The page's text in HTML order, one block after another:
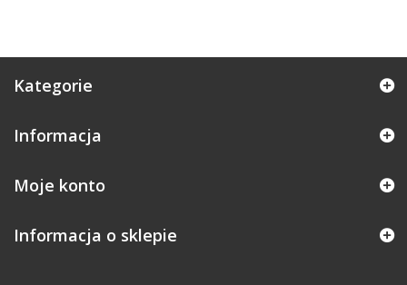
Kategorie
Informacja
Moje konto
Informacja o sklepie